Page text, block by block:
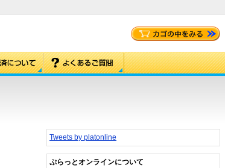
Tweets by platonline
ぷらっとオンラインについて